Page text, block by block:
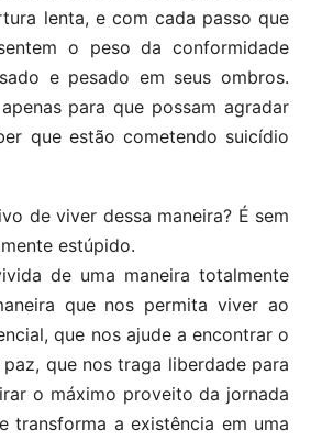
lenta, e com cada passo que
o peso da conformidade
e pesado em seus ombros.
para que possam agradar
que estão cometendo suicídio
de viver dessa maneira? É sem
estúpido.
de uma maneira totalmente
que nos permita viver ao
que nos ajude a encontrar o
que nos traga liberdade para
o máximo proveito da jornada
transforma a existência em uma